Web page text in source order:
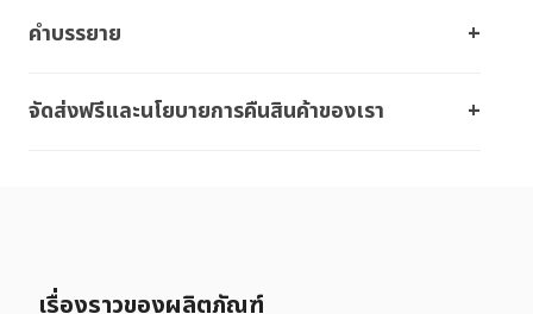
คำบรรยาย
จัดส่งฟรีและนโยบายการคืนสินค้าของเรา
เรื่องราวของผลิตภัณฑ์